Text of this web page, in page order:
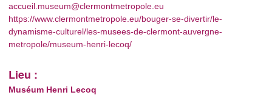
accueil.museum@clermontmetropole.eu
https://www.clermontmetropole.eu/bouger-se-divertir/le-
dynamisme-culturel/les-musees-de-clermont-auvergne-
metropole/museum-henri-lecoq/
Lieu :
Muséum Henri Lecoq